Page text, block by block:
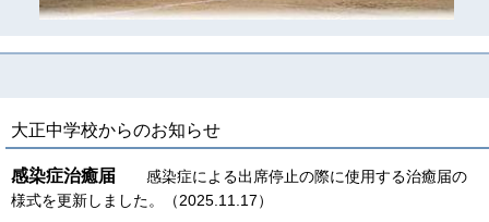
大正中学校からのお知らせ
感染症治癒届 感染症による出席停止の際に使用する治癒届の
様式を更新しました。（2025.11.17）